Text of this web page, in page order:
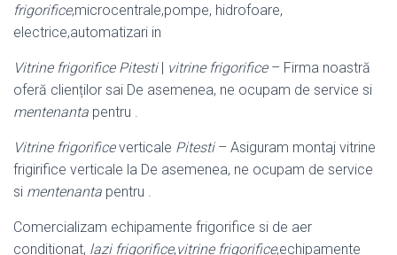
frigorifice,microcentrale,pompe, hidrofoare,
electrice,automatizari in
Vitrine frigorifice Pitesti| vitrine frigorifice– Firma noastră
oferă clienților sai De asemenea, ne ocupam de service si
mentenanta pentru .
Vitrine frigorificeverticale Pitesti– Asiguram montaj vitrine
frigirifice verticale la De asemenea, ne ocupam de service
si mentenanta pentru .
Comercializam echipamente frigorifice si de aer
conditionat, lazi frigorifice,vitrine frigorifice,echipamente